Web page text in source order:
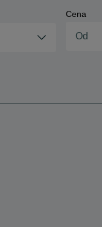
Cena